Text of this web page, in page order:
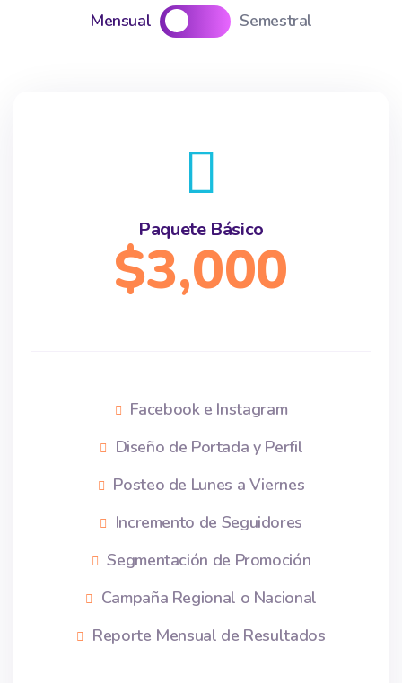
Mensual Semestral
Paquete Básico
$3,000
Facebook e Instagram
Diseño de Portada y Perfil
Posteo de Lunes a Viernes
Incremento de Seguidores
Segmentación de Promoción
Campaña Regional o Nacional
Reporte Mensual de Resultados